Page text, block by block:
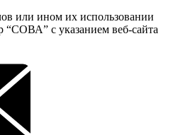
или ином их использовании
“СОВА” с указанием веб-сайта